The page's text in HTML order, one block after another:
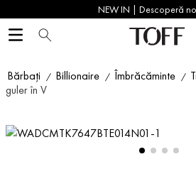
NEW IN | Descoperă
Bărbați Billionaire Îmbrăcăminte
guler în V